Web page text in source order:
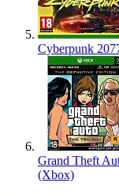
Cyberpunk
Grand Theft
(Xbox)